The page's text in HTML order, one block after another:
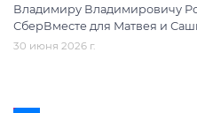
Владимиру Владимировичу
СберВместе для Матвея и
30 июня 2026 г.